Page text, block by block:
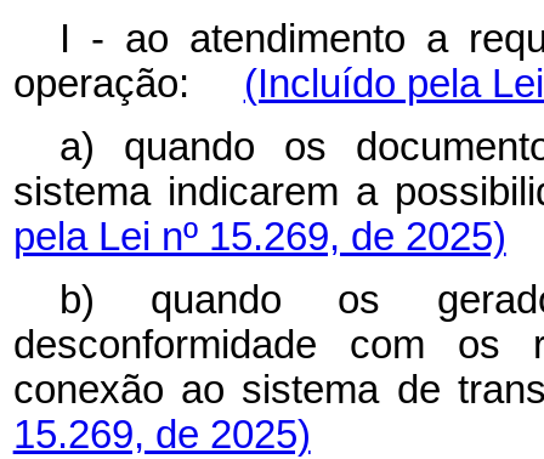
I - ao atendimento a
operação: (Incluído pela
a) quando os
sistema indicarem a
pela Lei nº 15.269, de 2025)
b) quando os
desconformidade com os
conexão ao sistema de
15.269, de 2025)